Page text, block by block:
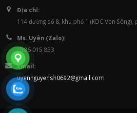
Địa chỉ:
114 đường số 8, khu phố 1 (KDC Ven
Ms. Uyên (Zalo):
0386 015 853
Email:
uyennguyensh0692@gmail.com